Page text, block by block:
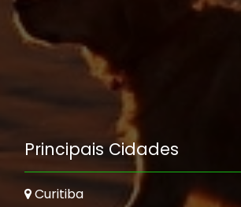
Principais Cidades
Curitiba